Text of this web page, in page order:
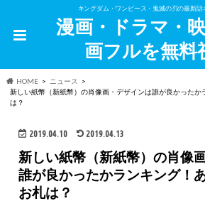
キングダム・ワンピース・鬼滅の刃の最新話
漫画・ドラマ・
画フルを無料
HOME
ニュース
新しい紙幣（新紙幣）の肖像画・デザインは誰が良かった
は？
2019.04.10 2019.04.13
新しい紙幣（新紙幣）の肖像
誰が良かったかランキング！
お札は？